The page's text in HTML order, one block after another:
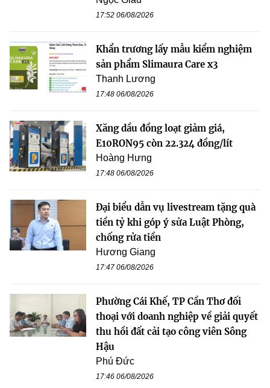
17:52 06/08/2026
Khẩn trương lấy mẫu kiểm nghiệm
sản phẩm Slimaura Care x3
Thanh Lương
17:48 06/08/2026
Xăng dầu đồng loạt giảm giá,
E10RON95 còn 22.324 đồng/lít
Hoàng Hưng
17:48 06/08/2026
Đại biểu dẫn vụ livestream tặng quà
tiền tỷ khi góp ý sửa Luật Phòng,
chống rửa tiền
Hương Giang
17:47 06/08/2026
Phường Cái Khế, TP Cần Thơ đối
thoại với doanh nghiệp về giải quyết
thu hồi đất cải tạo công viên Sông
Hậu
Phú Đức
17:46 06/08/2026